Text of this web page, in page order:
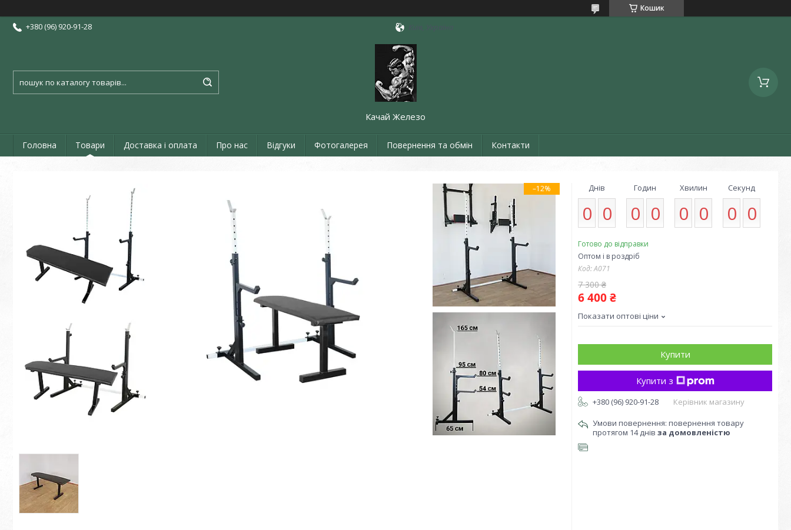
Кошик
+380 (96) 920-91-28
Качай Железо
Головна Товари Доставка і оплата Про нас Відгуки Фотогалерея Повернення та обмін Контакти
–12% Днів
0 0
Годин
0 0
Хвилин
0 0
Секунд
0 0
Готово до відправки
Оптом і в роздріб
Код:А071
7 300 ₴
6 400 ₴
Показати оптові ціни
Купити
Купити з
+380 (96) 920-91-28
Керівник магазину
повернення товару
протягом 14 днів за домовленістю